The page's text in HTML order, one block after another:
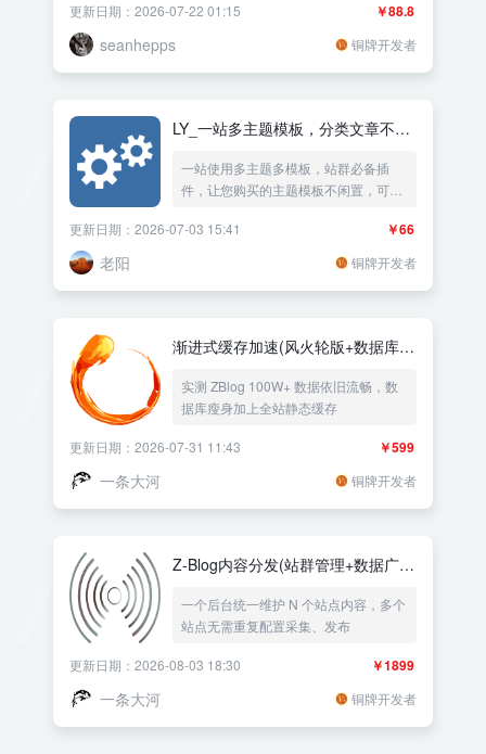
￥88.8
更新日期：2026-07-22 01:15
seanhepps 铜牌开发者
LY_一站多主题模板，分类文章不同
一站使用多主题多模板，站群必备插
件，让您购买的主题模板不闲置，可以
题模板，可以设置每个文章使用不同的
独立主题模板，可以根据网址使用不同
￥66
更新日期：2026-07-03 15:41
老阳 铜牌开发者
渐进式缓存加速(风火轮版+数据库优
实测 ZBlog 100W+ 数据依旧流畅，数
据库瘦身加上全站静态缓存
￥599
更新日期：2026-07-31 11:43
一条大河 铜牌开发者
Z-Blog内容分发(站群管理+数据广
一个后台统一维护 N 个站点内容，多个
站点无需重复配置采集、发布
￥1899
更新日期：2026-08-03 18:30
一条大河 铜牌开发者